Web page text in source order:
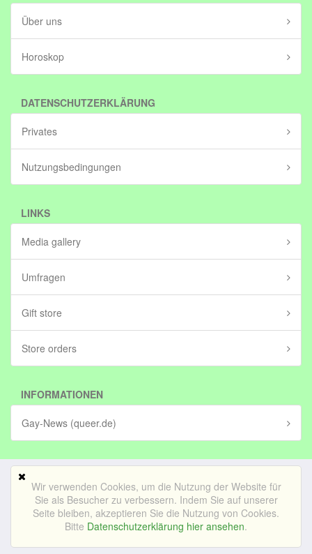
Wir verwenden Cookies, um die Nutzung der Website für
Sie als Besucher zu verbessern. Indem Sie auf unserer
Seite bleiben, akzeptieren Sie die Nutzung von Cookies.
Bitte Datenschutzerklärung hier ansehen.
Über uns
Horoskop
DATENSCHUTZERKLÄRUNG
Privates
Nutzungsbedingungen
LINKS
Media gallery
Umfragen
Gift store
Store orders
INFORMATIONEN
Gay-News (queer.de)
Mobile Version
© Bedrijf voor lekker internetten BV (in stichting)|Impressum